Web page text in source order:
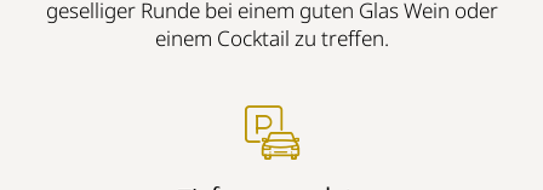
geselliger Runde bei einem guten Glas Wein oder
einem Cocktail zu treffen.